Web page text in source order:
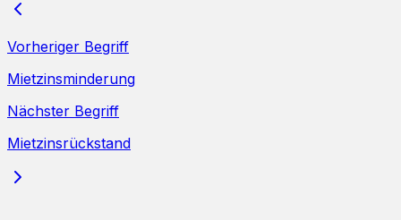
Vorheriger Begriff
Mietzinsminderung
Nächster Begriff
Mietzinsrückstand